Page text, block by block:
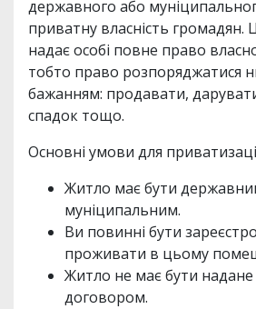
державного або
приватну власність громадян.
надає особі повне право
тобто право розпоряджатися
бажанням: продавати,
спадок тощо.
Основні умови для
Житло має бути
муніципальним.
Ви повинні бути
проживати в цьому
Житло не має бути
договором.